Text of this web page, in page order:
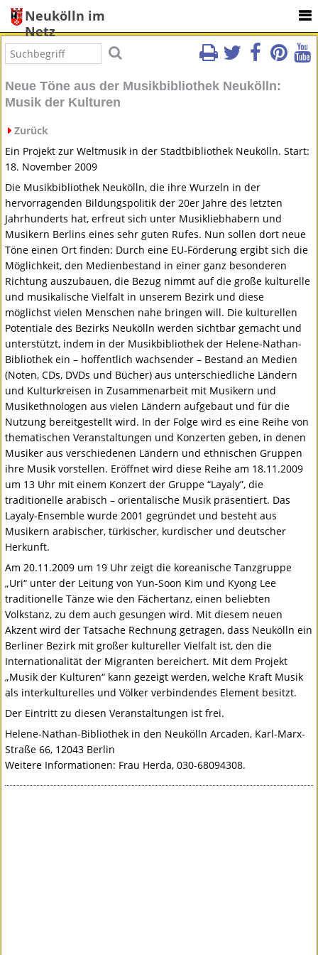
Neukölln im
Netz
Neue Töne aus der Musikbibliothek Neukölln:
Musik der Kulturen
Zurück
Ein Projekt zur Weltmusik in der Stadtbibliothek Neukölln. Start:
18. November 2009
Die Musikbibliothek Neukölln, die ihre Wurzeln in der
hervorragenden Bildungspolitik der 20er Jahre des letzten
Jahrhunderts hat, erfreut sich unter Musikliebhabern und
Musikern Berlins eines sehr guten Rufes. Nun sollen dort neue
Töne einen Ort finden: Durch eine EU-Förderung ergibt sich die
Möglichkeit, den Medienbestand in einer ganz besonderen
Richtung auszubauen, die Bezug nimmt auf die große kulturelle
und musikalische Vielfalt in unserem Bezirk und diese
möglichst vielen Menschen nahe bringen will. Die kulturellen
Potentiale des Bezirks Neukölln werden sichtbar gemacht und
unterstützt, indem in der Musikbibliothek der Helene-Nathan-
Bibliothek ein – hoffentlich wachsender – Bestand an Medien
(Noten, CDs, DVDs und Bücher) aus unterschiedliche Ländern
und Kulturkreisen in Zusammenarbeit mit Musikern und
Musikethnologen aus vielen Ländern aufgebaut und für die
Nutzung bereitgestellt wird. In der Folge wird es eine Reihe von
thematischen Veranstaltungen und Konzerten geben, in denen
Musiker aus verschiedenen Ländern und ethnischen Gruppen
ihre Musik vorstellen. Eröffnet wird diese Reihe am 18.11.2009
um 13 Uhr mit einem Konzert der Gruppe “Layaly”, die
traditionelle arabisch – orientalische Musik präsentiert. Das
Layaly-Ensemble wurde 2001 gegründet und besteht aus
Musikern arabischer, türkischer, kurdischer und deutscher
Herkunft.
Am 20.11.2009 um 19 Uhr zeigt die koreanische Tanzgruppe
„Uri“ unter der Leitung von Yun-Soon Kim und Kyong Lee
traditionelle Tänze wie den Fächertanz, einen beliebten
Volkstanz, zu dem auch gesungen wird. Mit diesem neuen
Akzent wird der Tatsache Rechnung getragen, dass Neukölln ein
Berliner Bezirk mit großer kultureller Vielfalt ist, den die
Internationalität der Migranten bereichert. Mit dem Projekt
„Musik der Kulturen“ kann gezeigt werden, welche Kraft Musik
als interkulturelles und Völker verbindendes Element besitzt.
Der Eintritt zu diesen Veranstaltungen ist frei.
Helene-Nathan-Bibliothek in den Neukölln Arcaden, Karl-Marx-
Straße 66, 12043 Berlin
Weitere Informationen: Frau Herda, 030-68094308.